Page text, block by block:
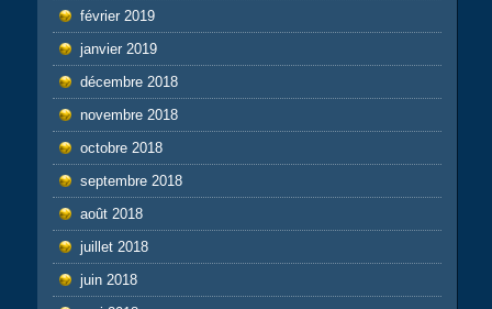
février 2019
janvier 2019
décembre 2018
novembre 2018
octobre 2018
septembre 2018
août 2018
juillet 2018
juin 2018